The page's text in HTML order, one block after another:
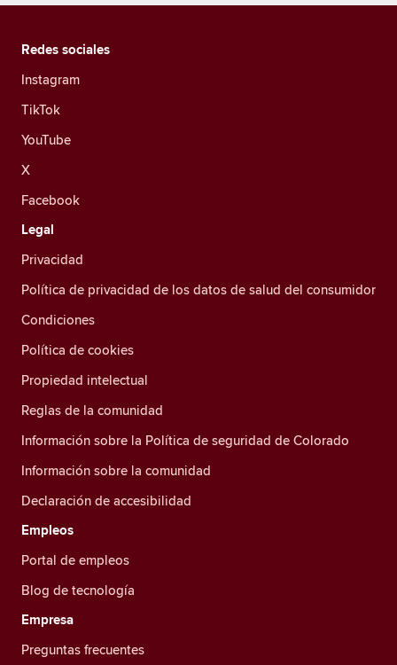
Redes sociales
Instagram
TikTok
YouTube
X
Facebook
Legal
Privacidad
Política de privacidad de los datos de salud del consumidor
Condiciones
Política de cookies
Propiedad intelectual
Reglas de la comunidad
Información sobre la Política de seguridad de Colorado
Información sobre la comunidad
Declaración de accesibilidad
Empleos
Portal de empleos
Blog de tecnología
Empresa
Preguntas frecuentes